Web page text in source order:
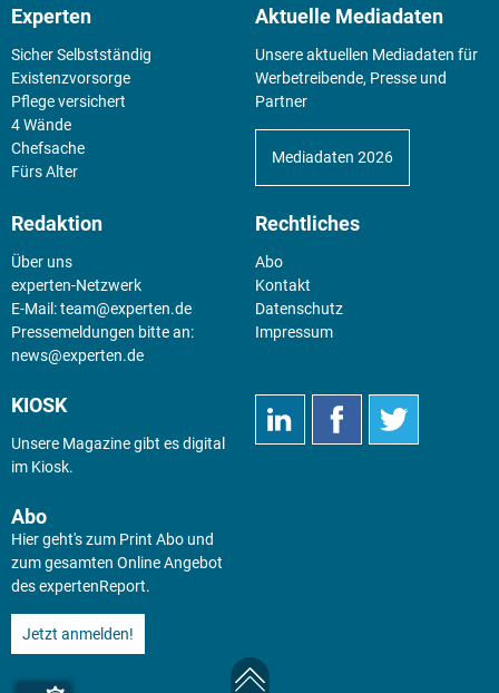
Experten
Sicher Selbstständig
Existenz­vorsorge
Pflege versichert
4 Wände
Chefsache
Fürs Alter
Aktuelle Mediadaten
Unsere aktuellen Mediadaten für
Werbetreibende, Presse und
Partner
Mediadaten 2026
Redaktion
Über uns
experten-Netzwerk
E-Mail:team@experten.de
Pressemeldungen bitte an:
news@experten.de
Rechtliches
Abo
Kontakt
Datenschutz
Impressum
KIOSK
Unsere Magazine gibt es digital
im Kiosk.
Abo
Hier geht's zum Print Abo und
zum gesamten Online Angebot
des expertenReport.
Jetzt anmelden!